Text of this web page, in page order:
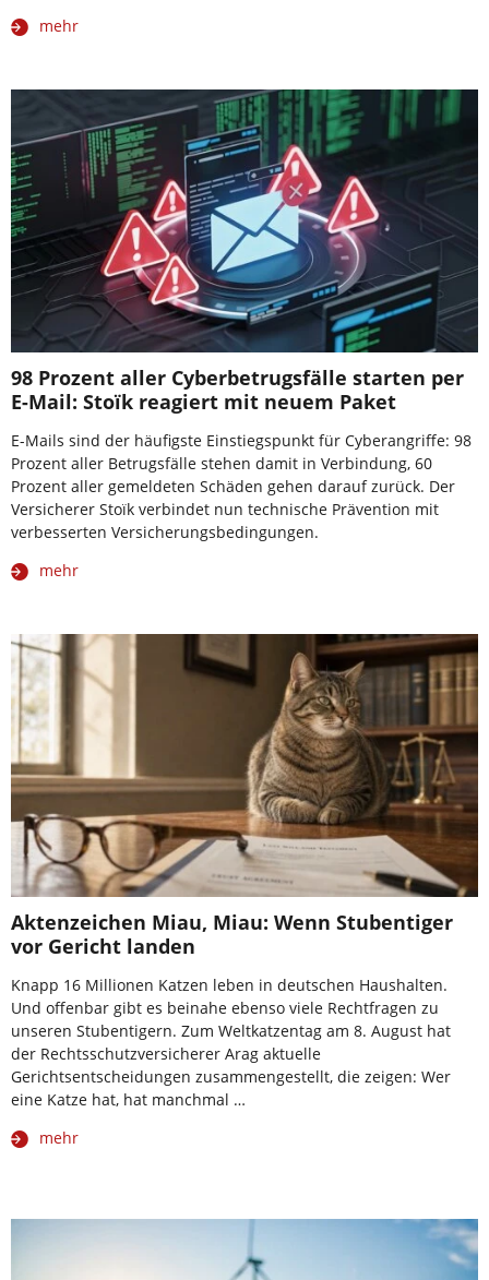
mehr
98 Prozent aller Cyberbetrugsfälle starten per
E-Mail: Stoïk reagiert mit neuem Paket
E-Mails sind der häufigste Einstiegspunkt für Cyberangriffe: 98
Prozent aller Betrugsfälle stehen damit in Verbindung, 60
Prozent aller gemeldeten Schäden gehen darauf zurück. Der
Versicherer Stoïk verbindet nun technische Prävention mit
verbesserten Versicherungsbedingungen.
mehr
Aktenzeichen Miau, Miau: Wenn Stubentiger
vor Gericht landen
Knapp 16 Millionen Katzen leben in deutschen Haushalten.
Und offenbar gibt es beinahe ebenso viele Rechtfragen zu
unseren Stubentigern. Zum Weltkatzentag am 8. August hat
der Rechtsschutzversicherer Arag aktuelle
Gerichtsentscheidungen zusammengestellt, die zeigen: Wer
eine Katze hat, hat manchmal …
mehr